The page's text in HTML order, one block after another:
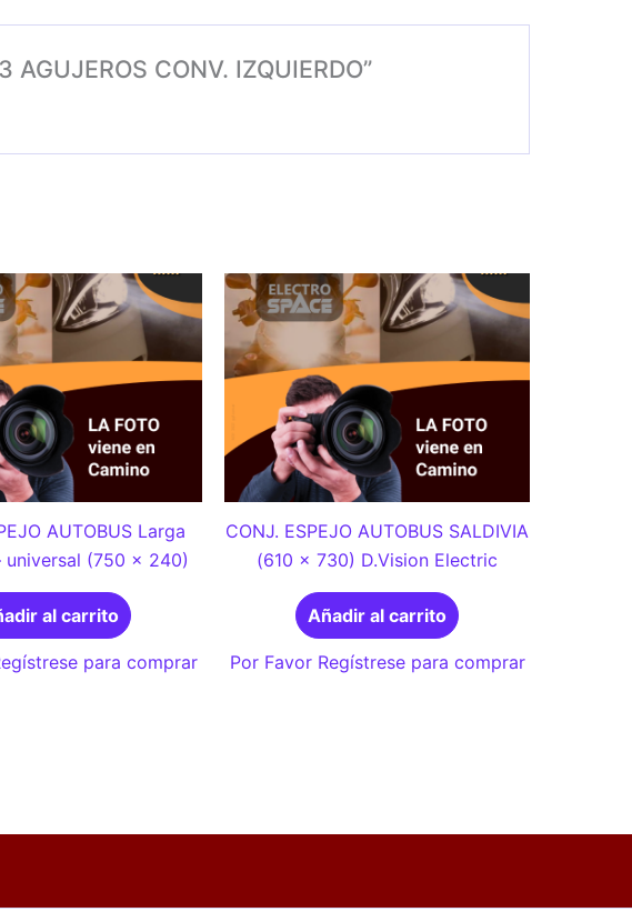
CONV. IZQUIERDO”
AUTOBUS Larga
universal (750 x 240)
al carrito
para comprar
CONJ. ESPEJO AUTOBUS SALDIVIA
(610 x 730) D.Vision Electric
Añadir al carrito
Por Favor Regístrese para comprar